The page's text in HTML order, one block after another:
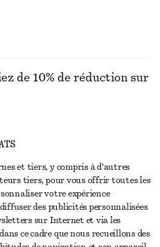
Instagram
Pinterest
de 10% de réduction sur
et tiers, y compris à d'autres
tiers, pour vous offrir toutes les
votre expérience
des publicités personnalisées
sur Internet et via les
ce cadre que nous recueillons des